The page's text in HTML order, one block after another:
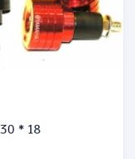
* 18